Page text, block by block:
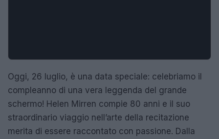
Oggi, 26 luglio, è una data speciale: celebriamo il
compleanno di una vera leggenda del grande
schermo! Helen Mirren compie 80 anni e il suo
straordinario viaggio nell’arte della recitazione
merita di essere raccontato con passione. Dalla